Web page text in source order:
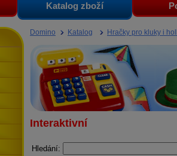
Katalog zboží
Domino Katalog Hračky pro kluky i
Interaktivní
Hledání: